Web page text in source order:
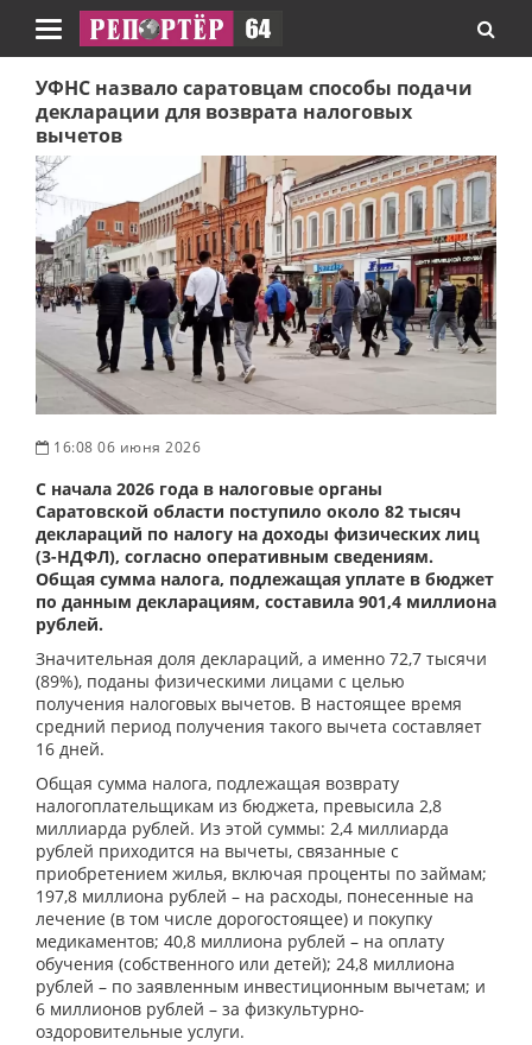
Навигация
УФНС назвало саратовцам способы подачи
декларации для возврата налоговых
вычетов
16:08 06 июня 2026
С начала 2026 года в налоговые органы
Саратовской области поступило около 82 тысяч
деклараций по налогу на доходы физических лиц
(3-НДФЛ), согласно оперативным сведениям.
Общая сумма налога, подлежащая уплате в бюджет
по данным декларациям, составила 901,4 миллиона
рублей.
Значительная доля деклараций, а именно 72,7 тысячи
(89%), поданы физическими лицами с целью
получения налоговых вычетов. В настоящее время
средний период получения такого вычета составляет
16 дней.
Общая сумма налога, подлежащая возврату
налогоплательщикам из бюджета, превысила 2,8
миллиарда рублей. Из этой суммы: 2,4 миллиарда
рублей приходится на вычеты, связанные с
приобретением жилья, включая проценты по займам;
197,8 миллиона рублей – на расходы, понесенные на
лечение (в том числе дорогостоящее) и покупку
медикаментов; 40,8 миллиона рублей – на оплату
обучения (собственного или детей); 24,8 миллиона
рублей – по заявленным инвестиционным вычетам; и
6 миллионов рублей – за физкультурно-
оздоровительные услуги.